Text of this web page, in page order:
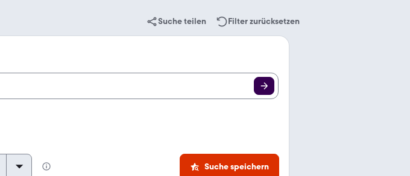
Suche teilen Filter zurücksetzen
Suche speichern